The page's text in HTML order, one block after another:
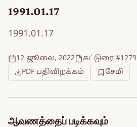
1991.01.17
1991.01.17
12 ஜூலை, 2022
கட்டுரை #1279
PDF பதிவிறக்கம்
சேமி
ஆவணத்தைப் படிக்கவும்